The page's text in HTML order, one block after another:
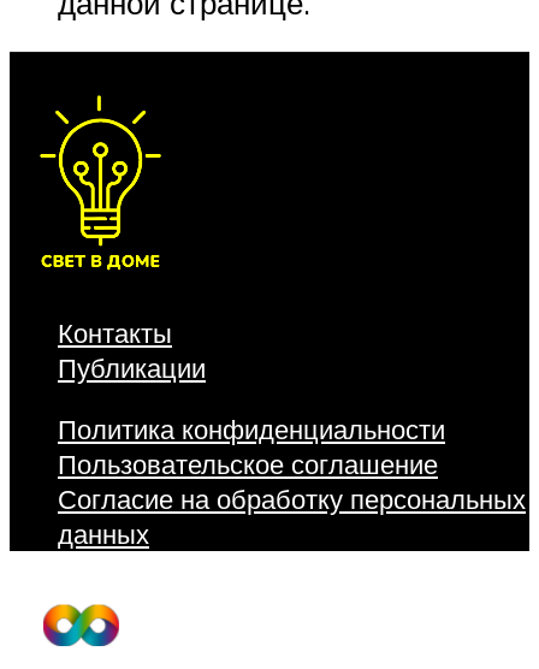
Контакты
Публикации
Политика конфиденциальности
Пользовательское соглашение
Согласие на обработку персональных
данных